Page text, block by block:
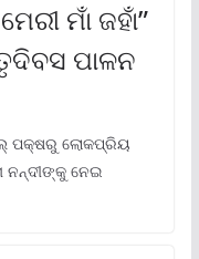
ମାଁ ଜହାଁ”
ପାଳନ
ପକ୍ଷରୁ ଲୋକପ୍ରିୟ
ନନ୍ଦୀଙ୍କୁ ନେଇ